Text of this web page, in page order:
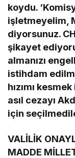
koydu.
işletmeyelim,
diyorsunuz.
şikayet
almanızı
istihdam
hızımı
asıl cezayı
için
VALİLİK
MADDE